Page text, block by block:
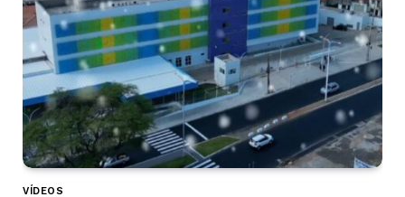
VÍDEOS